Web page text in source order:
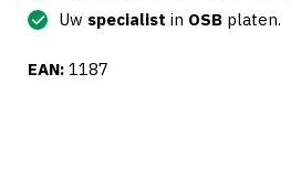
Uw specialist in OSB platen.
EAN: 1187